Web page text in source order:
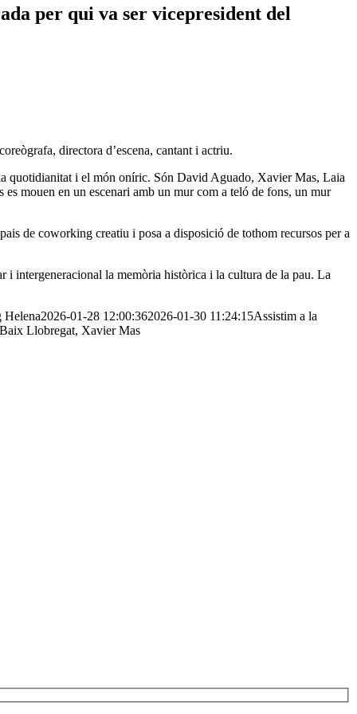
per qui va ser vicepresident del
directora d’escena, cantant i actriu.
quotidianitat i el món oníric. Són David Aguado, Xavier Mas, Laia
mouen en un escenari amb un mur com a teló de fons, un mur
de coworking creatiu i posa a disposició de tothom recursos per a
i intergeneracional la memòria històrica i la cultura de la pau. La
Helena2026-01-28 12:00:362026-01-30 11:24:15Assistim a la
Llobregat, Xavier Mas